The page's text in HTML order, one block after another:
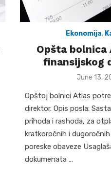
Ekonomija,
Opšta bolnica
finansijskog
Posted
June 13,
Opštoj bolnici Atlas
direktor. Opis posla:
prihoda i rashoda, za
kratkoročnih i
poreske obaveze
dokumenata …